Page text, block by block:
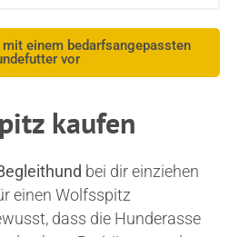
mit einem bedarfsangepassten
vor
kaufen
bei dir einziehen
einen Wolfsspitz
dass die Hunderasse